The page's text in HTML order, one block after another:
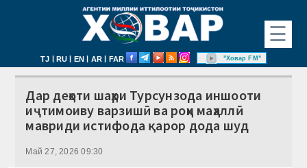
☰
TJ | RU | EN | AR | FAR "Ховар FM"
Дар деҳоти шаҳри Турсунзода иншооти
иҷтимоиву варзишӣ ва роҳи маҳаллӣ
мавриди истифода қарор дода шуд
Май 27, 2026 09:30